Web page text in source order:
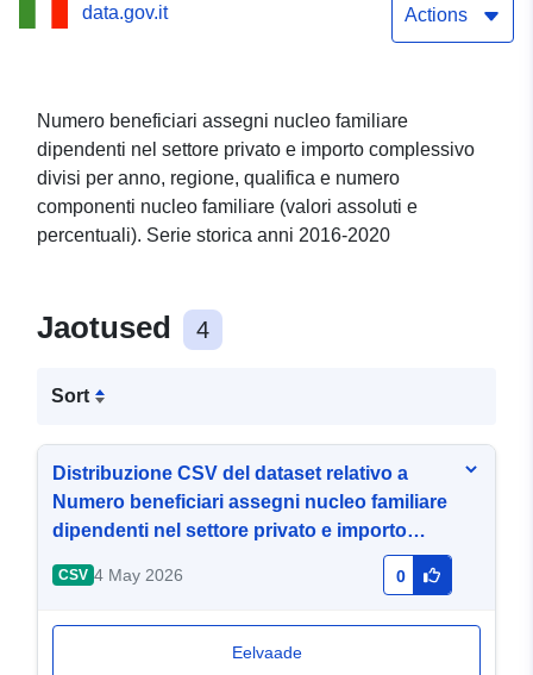
complessivo divisi per
numero componenti
nucleo familiare. Serie
storica anni 2016-2020
data.gov.it Actions
Numero beneficiari assegni nucleo familiare
dipendenti nel settore privato e importo complessivo
divisi per anno, regione, qualifica e numero
componenti nucleo familiare (valori assoluti e
percentuali). Serie storica anni 2016-2020
Jaotused 4
Sort
Distribuzione CSV del dataset relativo a
Numero beneficiari assegni nucleo familiare
dipendenti nel settore privato e importo
complessivo divisi per anno, regione,
qualifica e numero componenti nucleo
CSV 4 May 2026 0
Eelvaade